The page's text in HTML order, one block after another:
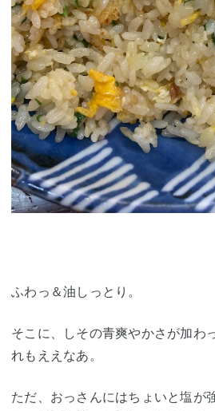
ふわっ＆油しっとり。
そこに、しその青爽やかさが加わ
れもええなあ。
ただ、おっさんにはちょいと塩が